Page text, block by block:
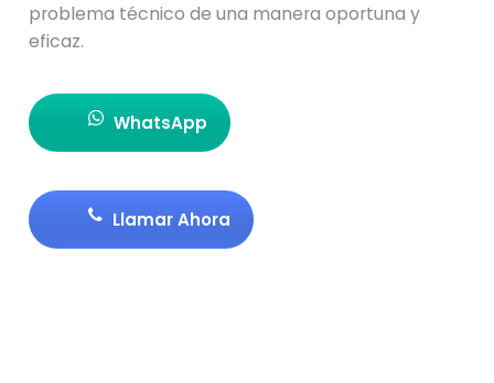
problema técnico de una manera oportuna y
eficaz.
WhatsApp
Llamar Ahora